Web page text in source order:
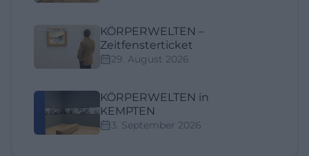
KÖRPERWELTEN –
Zeitfensterticket
29. August 2026
KÖRPERWELTEN in
KEMPTEN
3. September 2026